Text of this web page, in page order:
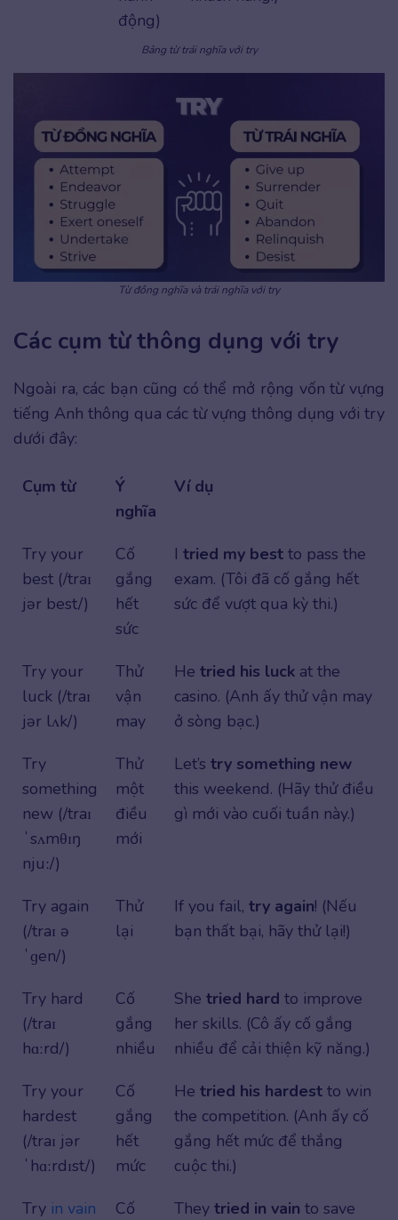
động)
Bảng từ trái nghĩa với try
Từ đồng nghĩa và trái nghĩa với try
Các cụm từ thông dụng với try
Ngoài ra, các bạn cũng có thể mở rộng vốn từ vựng
tiếng Anh thông qua các từ vựng thông dụng với try
dưới đây:
Cụm từ
Ý
nghĩa
Ví dụ
Try your
best (/traɪ
jər best/)
Cố
gắng
hết
sức
I tried my best to pass the
exam. (Tôi đã cố gắng hết
sức để vượt qua kỳ thi.)
Try your
luck (/traɪ
jər lʌk/)
Thử
vận
may
He tried his luck at the
casino. (Anh ấy thử vận may
ở sòng bạc.)
Try
something
new (/traɪ
ˈsʌmθɪŋ
njuː/)
Thử
một
điều
mới
Let’s try something new
this weekend. (Hãy thử điều
gì mới vào cuối tuần này.)
Try again
(/traɪ ə
ˈɡen/)
Thử
lại
If you fail, try again! (Nếu
bạn thất bại, hãy thử lại!)
Try hard
(/traɪ
hɑːrd/)
Cố
gắng
nhiều
She tried hard to improve
her skills. (Cô ấy cố gắng
nhiều để cải thiện kỹ năng.)
Try your
hardest
(/traɪ jər
ˈhɑːrdɪst/)
Cố
gắng
hết
mức
He tried his hardest to win
the competition. (Anh ấy cố
gắng hết mức để thắng
cuộc thi.)
Try in vain
Cố
They tried in vain to save